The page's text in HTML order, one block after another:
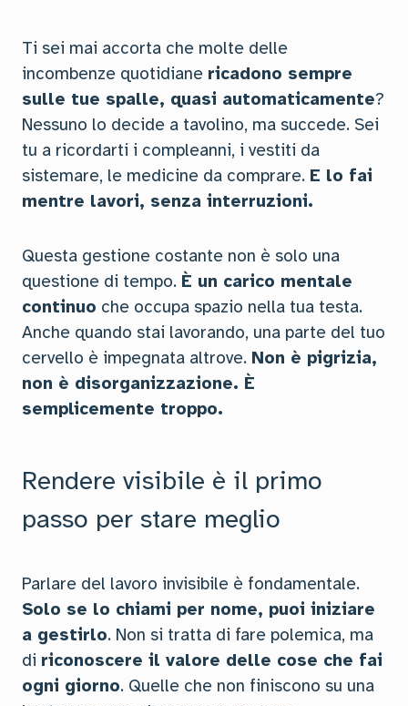
Ti sei mai accorta che molte delle
incombenze quotidiane ricadono sempre
sulle tue spalle, quasi automaticamente?
Nessuno lo decide a tavolino, ma succede. Sei
tu a ricordarti i compleanni, i vestiti da
sistemare, le medicine da comprare. E lo fai
mentre lavori, senza interruzioni.
Questa gestione costante non è solo una
questione di tempo. È un carico mentale
continuo che occupa spazio nella tua testa.
Anche quando stai lavorando, una parte del tuo
cervello è impegnata altrove. Non è pigrizia,
non è disorganizzazione. È
semplicemente troppo.
Rendere visibile è il primo
passo per stare meglio
Parlare del lavoro invisibile è fondamentale.
Solo se lo chiami per nome, puoi iniziare
a gestirlo. Non si tratta di fare polemica, ma
di riconoscere il valore delle cose che fai
ogni giorno. Quelle che non finiscono su una